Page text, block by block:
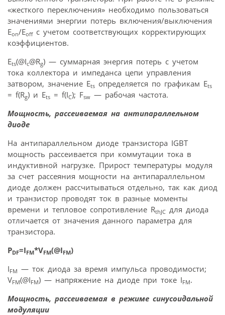
«жесткого переключения» необходимо пользоваться
значениями энергии потерь включения/выключения
Eon/Eoffс учетом соответствующих корректирующих
коэффициентов.
Ets(@Ic@Rg) — суммарная энергия потерь с учетом
тока коллектора и импеданса цепи управления
затвором, значение Ets определяется по графикам Ets
= f(Rg) и Ets = f(IС); Fsw — рабочая частота.
Мощность, рассеиваемая на антипараллельном
диоде
На антипараллельном диоде транзистора IGBT
мощность рассеивается при коммутации тока в
индуктивной нагрузке. Прирост температуры модуля
за счет рассеяния мощности на антипараллельном
диоде должен рассчитываться отдельно, так как диод
и транзистор проводят ток в разные моменты
времени и тепловое сопротивление RthJC для диода
отличается от значения данного параметра для
транзистора.
PDF=IFM*VFM(@IFM)
IFM — ток диода за время импульса проводимости;
VFM(@IFM) — напряжение на диоде при токе IFM.
Мощность, рассеиваемая в режиме синусоидальной
модуляции